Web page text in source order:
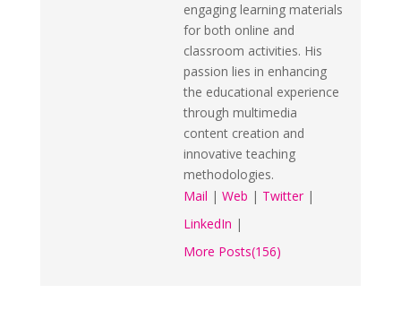
engaging learning materials
for both online and
classroom activities. His
passion lies in enhancing
the educational experience
through multimedia
content creation and
innovative teaching
methodologies.
Mail | Web | Twitter|
LinkedIn |
More Posts(156)